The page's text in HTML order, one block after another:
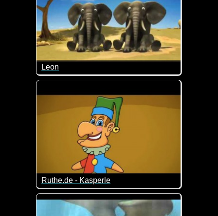
Leon
Dieser Löwe hat es nicht leicht. Eigentlich wollte
Ruthe.de - Kasperle
Dieses Kasperle ist eher nichts für Kinder ;-)